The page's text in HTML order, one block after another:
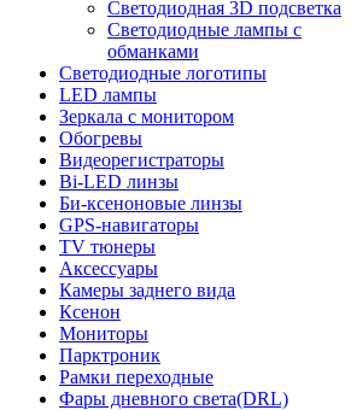
Светодиодная 3D подсветка
Светодиодные лампы с
обманками
Светодиодные логотипы
LED лампы
Зеркала с монитором
Обогревы
Видеорегистраторы
Bi-LED линзы
Би-ксеноновые линзы
GPS-навигаторы
TV тюнеры
Аксессуары
Камеры заднего вида
Ксенон
Мониторы
Парктроник
Рамки переходные
Фары дневного света(DRL)